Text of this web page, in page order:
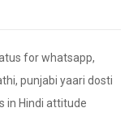
for whatsapp,
punjabi yaari dosti
in Hindi attitude